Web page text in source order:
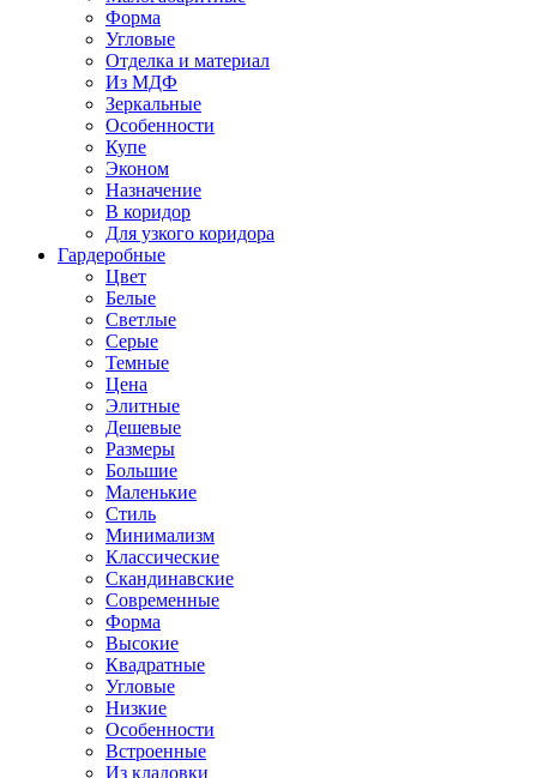
Форма
Угловые
Отделка и материал
Из МДФ
Зеркальные
Особенности
Купе
Эконом
Назначение
В коридор
Для узкого коридора
Гардеробные
Цвет
Белые
Светлые
Серые
Темные
Цена
Элитные
Дешевые
Размеры
Большие
Маленькие
Стиль
Минимализм
Классические
Скандинавские
Современные
Форма
Высокие
Квадратные
Угловые
Низкие
Особенности
Встроенные
Из кладовки